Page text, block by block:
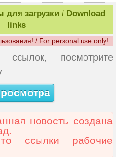
загрузки / Download
links
/ For personal use only!
посмотрите
новость создана
ссылки рабочие